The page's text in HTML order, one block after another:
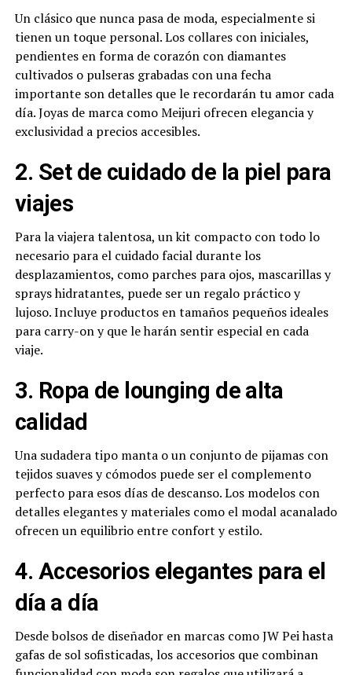
Un clásico que nunca pasa de moda, especialmente si
tienen un toque personal. Los collares con iniciales,
pendientes en forma de corazón con diamantes
cultivados o pulseras grabadas con una fecha
importante son detalles que le recordarán tu amor cada
día. Joyas de marca como Meijuri ofrecen elegancia y
exclusividad a precios accesibles.
2. Set de cuidado de la piel para
viajes
Para la viajera talentosa, un kit compacto con todo lo
necesario para el cuidado facial durante los
desplazamientos, como parches para ojos, mascarillas y
sprays hidratantes, puede ser un regalo práctico y
lujoso. Incluye productos en tamaños pequeños ideales
para carry-on y que le harán sentir especial en cada
viaje.
3. Ropa de lounging de alta
calidad
Una sudadera tipo manta o un conjunto de pijamas con
tejidos suaves y cómodos puede ser el complemento
perfecto para esos días de descanso. Los modelos con
detalles elegantes y materiales como el modal acanalado
ofrecen un equilibrio entre confort y estilo.
4. Accesorios elegantes para el
día a día
Desde bolsos de diseñador en marcas como JW Pei hasta
gafas de sol sofisticadas, los accesorios que combinan